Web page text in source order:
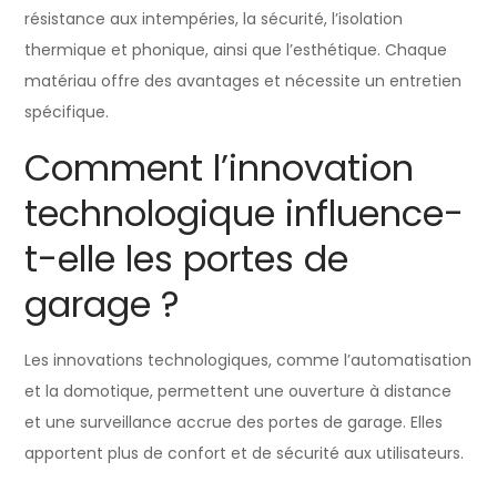
résistance aux intempéries, la sécurité, l’isolation
thermique et phonique, ainsi que l’esthétique. Chaque
matériau offre des avantages et nécessite un entretien
spécifique.
Comment l’innovation
technologique influence-
t-elle les portes de
garage ?
Les innovations technologiques, comme l’automatisation
et la domotique, permettent une ouverture à distance
et une surveillance accrue des portes de garage. Elles
apportent plus de confort et de sécurité aux utilisateurs.